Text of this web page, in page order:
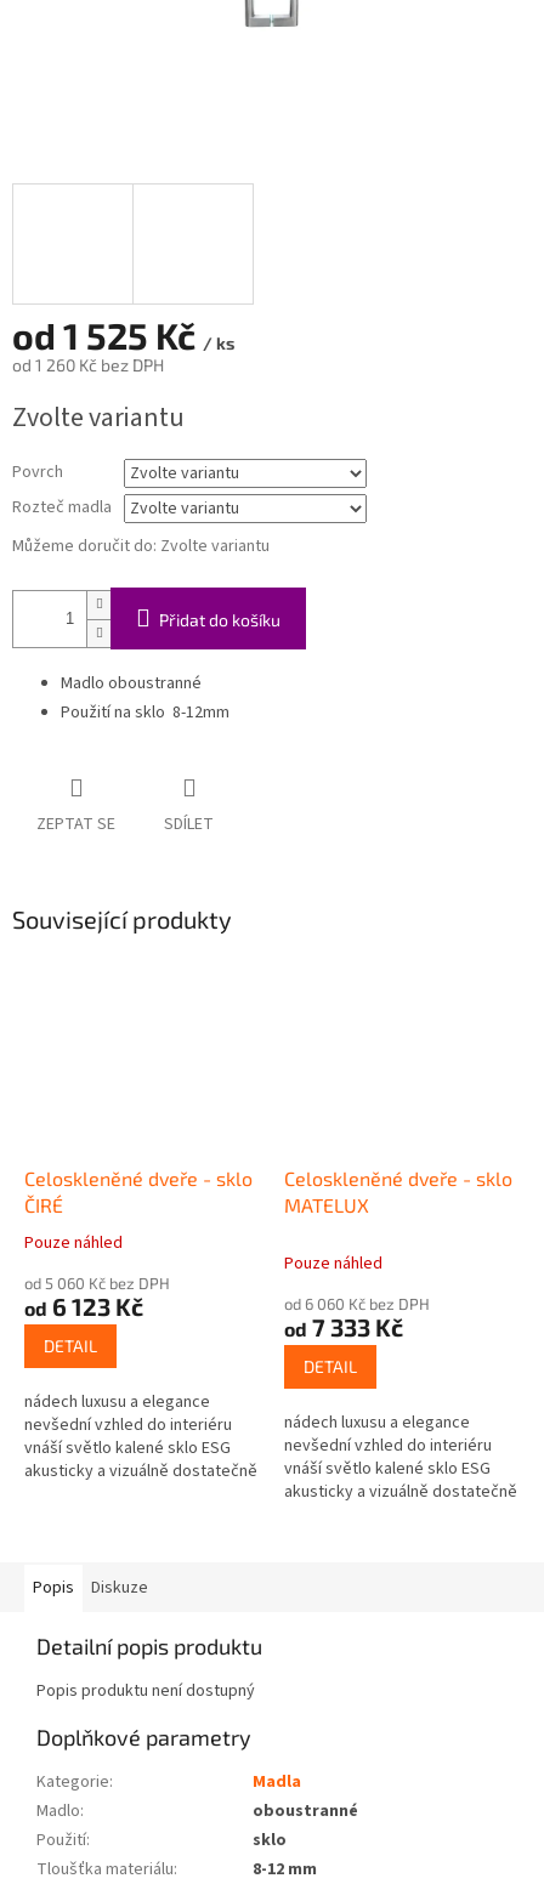
od 1 525 Kč / ks
od 1 260 Kč bez DPH
cena:
Zvolte variantu
Povrch
Rozteč madla
Můžeme doručit do: Zvolte variantu
Přidat do košíku
Madlo oboustranné
Použití na sklo 8-12mm
ZEPTAT SE SDÍLET
Související produkty
Celoskleněné dveře - sklo
ČIRÉ
Průměrné
produktu
je
hvězdiček.
Pouze náhled
od 5 060 Kč bez DPH
od 6 123 Kč
DETAIL
nádech luxusu a elegance
nevšední vzhled do interiéru
vnáší světlo kalené sklo ESG
akusticky a vizuálně dostatečně
Celoskleněné dveře - sklo
MATELUX
Pouze náhled
od 6 060 Kč bez DPH
od 7 333 Kč
DETAIL
nádech luxusu a elegance
nevšední vzhled do interiéru
vnáší světlo kalené sklo ESG
akusticky a vizuálně dostatečně
Popis Diskuze
Detailní popis produktu
Popis produktu není dostupný
Doplňkové parametry
Kategorie:
Madla
Madlo:
oboustranné
Použití:
sklo
Tloušťka materiálu:
8-12 mm